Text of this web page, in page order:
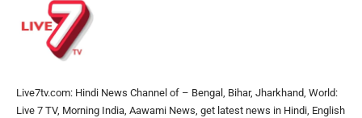
Live7tv.com: Hindi News Channel of – Bengal, Bihar, Jharkhand, World:
Live 7 TV, Morning India, Aawami News, get latest news in Hindi, English